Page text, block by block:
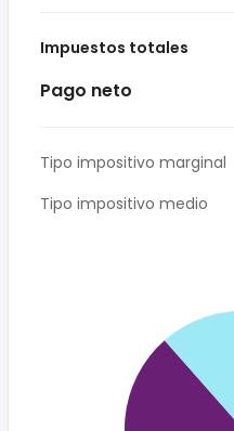
Impuestos totales
Pago neto
Tipo impositivo marginal
Tipo impositivo medio